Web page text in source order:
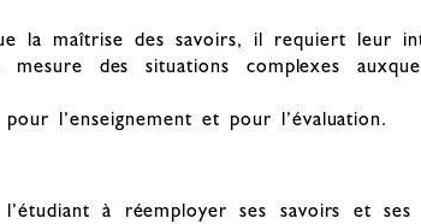
la maîtrise des savoirs, il requiert leur
des situations complexes
l’enseignement et pour l’évaluation.
l’étudiant à réemployer ses savoirs et